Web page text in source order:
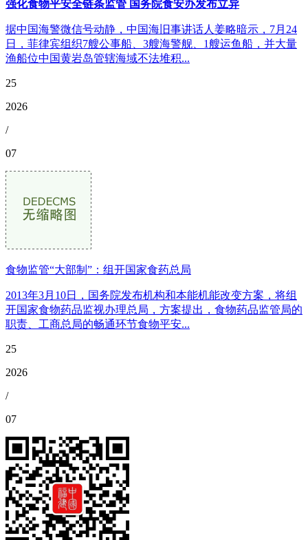
强化食物平安全链条监管 国务院食安办发布立异
据中国海警微信号动静，中国海旧事讲话人姜略暗示，7月24
日，菲律宾组织7艘公事船、3艘海警舰、1艘运鱼船，并大量
渔船位中国黄岩岛管辖海域不法堆积...
25
2026
/
07
食物监管“大部制”：组开国家食药总局
2013年3月10日，国务院发布机构和本能机能改变方案，将组
开国家食物药品监视办理总局，方案提出，食物药品监管局的
职责、工商总局的畅通环节食物平安...
25
2026
/
07